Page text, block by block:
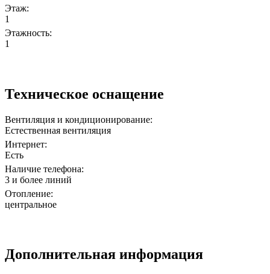
Этаж:
1
Этажность:
1
Техническое оснащение
Вентиляция и кондиционирование:
Естественная вентиляция
Интернет:
Есть
Наличие телефона:
3 и более линий
Отопление:
центральное
Дополнительная информация